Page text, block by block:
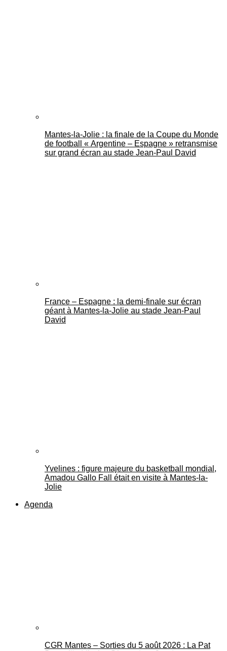
Mantes-la-Jolie : la finale de la Coupe du Monde
de football « Argentine – Espagne » retransmise
sur grand écran au stade Jean-Paul David
France – Espagne : la demi-finale sur écran
géant à Mantes-la-Jolie au stade Jean-Paul
David
Yvelines : figure majeure du basketball mondial,
Amadou Gallo Fall était en visite à Mantes-la-
Jolie
Agenda
CGR Mantes – Sorties du 5 août 2026 : La Pat